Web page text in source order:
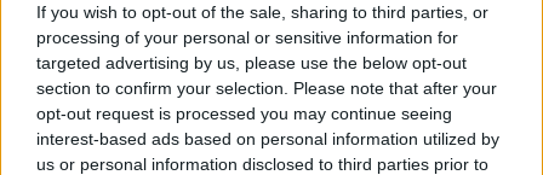
If you wish to opt-out of the sale, sharing to third parties, or
processing of your personal or sensitive information for
targeted advertising by us, please use the below opt-out
section to confirm your selection. Please note that after your
opt-out request is processed you may continue seeing
interest-based ads based on personal information utilized by
us or personal information disclosed to third parties prior to